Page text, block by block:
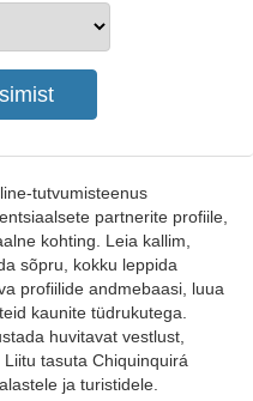
tutvumisteenus
partnerite profiile,
kohting. Leia kallim,
sõpru, kokku leppida
profiilide andmebaasi, luua
kaunite tüdrukutega.
huvitavat vestlust,
tasuta Chiquinquirá
ja turistidele.